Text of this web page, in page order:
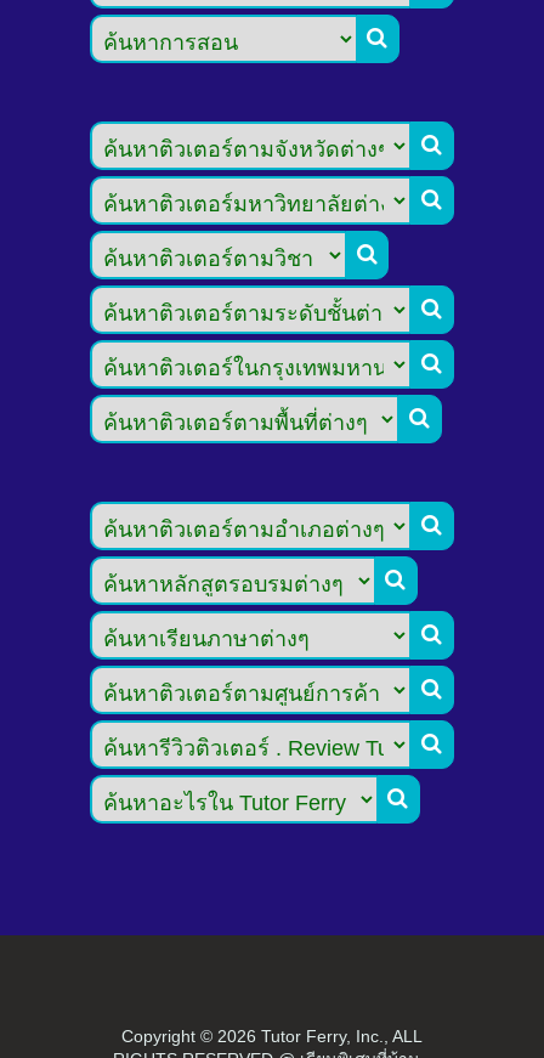













Copyright © 2026 Tutor Ferry, Inc., ALL